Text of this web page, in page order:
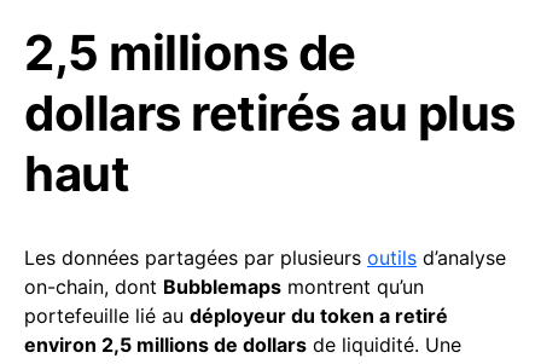
2,5 millions de
dollars retirés au plus
haut
Les données partagées par plusieurs outils d’analyse
on-chain, dont Bubblemaps montrent qu’un
portefeuille lié au déployeur du token a retiré
environ 2,5 millions de dollars de liquidité. Une